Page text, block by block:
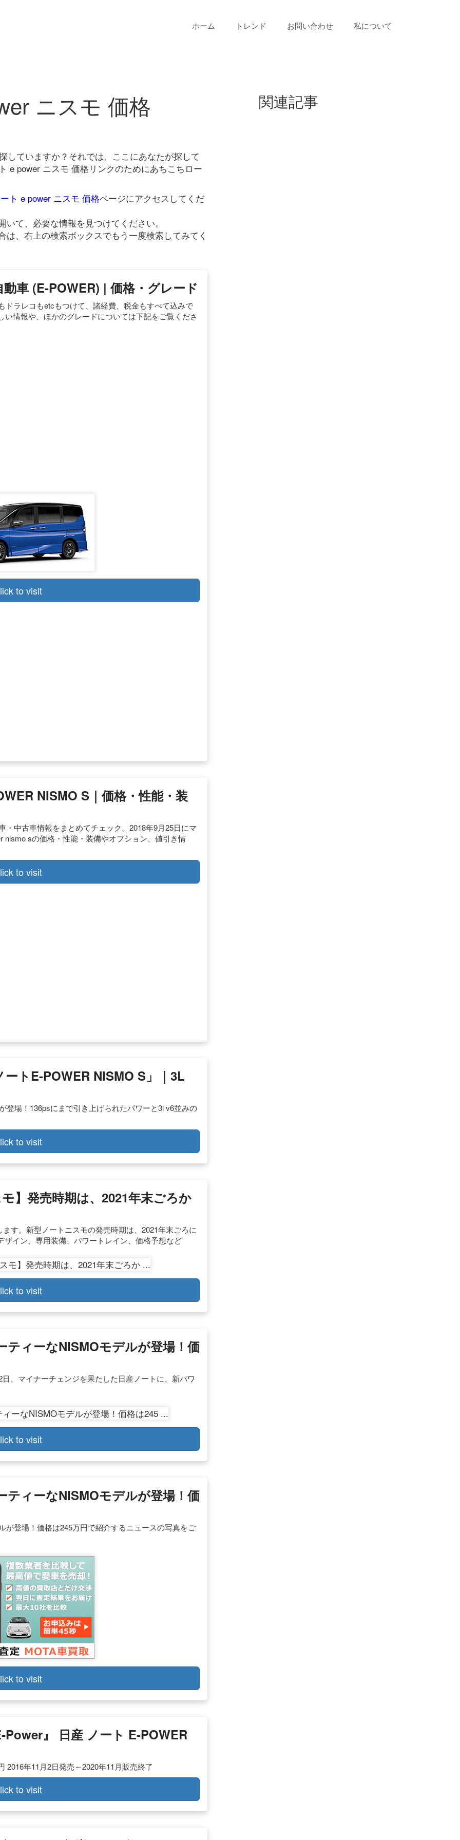
ホーム トレンド お問い合わせ 私について
ニスモ 価格
していますか？それでは、ここにあなたが探して
e power ニスモ 価格リンクのためにあちこちロー
ト e power ニスモ 価格ページにアクセスしてくだ
て、必要な情報を見つけてください。
は、右上の検索ボックスでもう一度検索してみてく
車 (e-POWER) | 価格・グレード
ドラレコもetcもつけて、諸経費、税金もすべて込みで
情報や、ほかのグレードについては下記をご覧くださ
to visit
NISMO S｜価格・性能・装
・中古車情報をまとめてチェック。2018年9月25日にマ
sの価格・性能・装備やオプション、値引き情
to visit
トe-POWER NISMO S」｜3L
登場！136psにまで引き上げられたパワーと3l v6並みの
to visit
】発売時期は、2021年末ごろか
す。新型ノートニスモの発売時期は、2021年末ごろに
イン、専用装備、パワートレイン、価格予想など
to visit
ティーなNISMOモデルが登場！価
、マイナーチェンジを果たした日産ノートに、新パワ
to visit
ティーなNISMOモデルが登場！価
が登場！価格は245万円で紹介するニュースの写真をご
to visit
』 日産 ノート E-POWER
2016年11月2日発売～2020年11月販売終了
to visit
関連記事